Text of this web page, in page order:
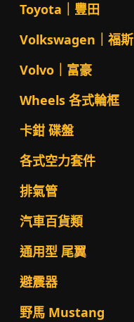
Toyota｜豐田
Volkswagen｜福斯
Volvo｜富豪
Wheels 各式輪框
卡鉗 碟盤
各式空力套件
排氣管
汽車百貨類
通用型 尾翼
避震器
野馬 Mustang